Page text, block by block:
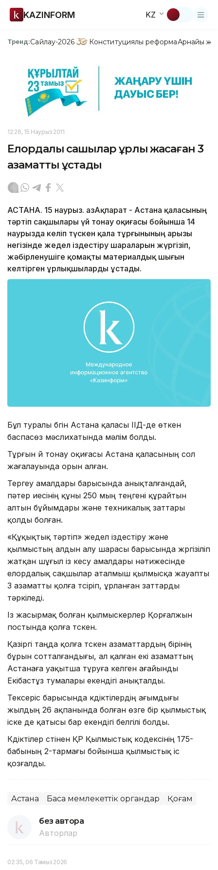
KAZINFORM KZ
Тренд:Сайлау-2026 Конституциялық реформаАрнайы
12:26, 15 Наурыз 2011
Елордалық сақшылар ұрлық жасаған 3
азаматты ұстады
АСТАНА. 15 наурыз. ҚазАқпарат - Астана қаласының
тәртіп сақшылары үй тонау оқиғасы бойынша 14
наурызда келіп түскен қала тұрғынының арызы
негізінде жедел іздестіру шараларын жүргізіп,
жәбірленушіге қомақты материалдық шығын
келтірген ұрлықшыларды ұстады.
Бұл туралы бүгін Астана қаласы ІІД-де өткен
баспасөз мәслихатында мәлім болды.
Тұрғын үй тонау оқиғасы Астана қаласының сол
жағалауында орын алған.
Тергеу амалдары барысында анықталғандай,
пәтер иесінің құны 250 мың теңгені құрайтын
алтын бұйымдары және техникалық заттары
қолды болған.
«Құқықтық тәртіп» жедел іздестіру және
қылмыстың алдын алу шарасы барысында жүргізіліп
жатқан шұғыл із кесу амалдары нәтижесінде
елордалық сақшылар аталмыш қылмысқа жауапты
3 азаматты қолға түсіріп, ұрланған заттарды
тәркіледі.
Із жасырмақ болған қылмыскерлер Қорғалжын
постында қолға түскен.
Қазіргі таңда қолға түскен азаматтардың бірінің
бұрын сотталғандығы, ал қалған екі азаматтың
Астанаға уақытша тұруға келген ағайынды
Екібастұз тумалары екендігі анықталды.
Тексеріс барысында күдіктілердің ағымдығы
жылдың 26 ақпанында болған өзге бір қылмыстық
іске де қатысы бар екендігі белгілі болды.
Күдіктілер үстінен ҚР Қылмыстық кодексінің 175-
бабының 2-тармағы бойынша қылмыстық іс
қозғалды.
Астана Басқа мемлекеттік органдар Қоғам
без автора
Авторлар
02:35, 06 Тамыз 2026